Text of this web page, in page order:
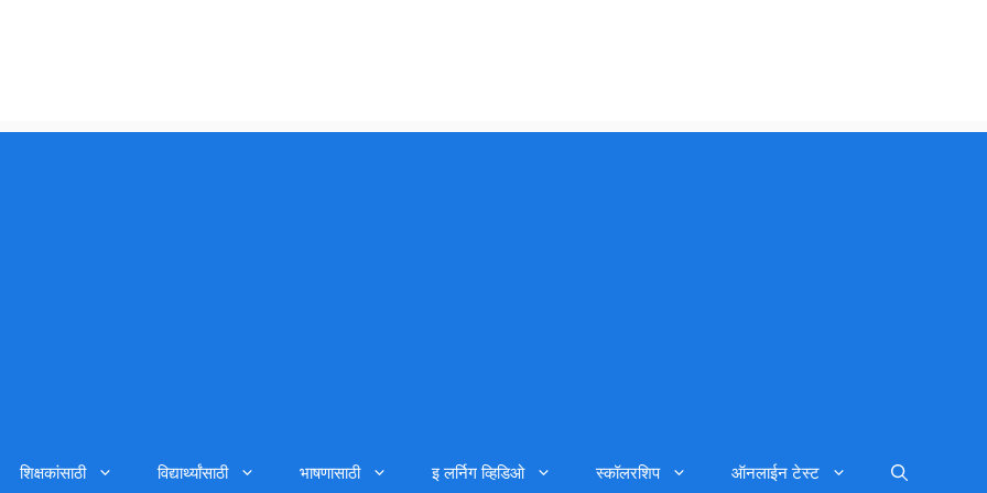
शिक्षकांसाठी विद्यार्थ्यांसाठी भाषणासाठी इ लर्निग व्हिडिओ स्कॉलरशिप ऑनलाईन टेस्ट